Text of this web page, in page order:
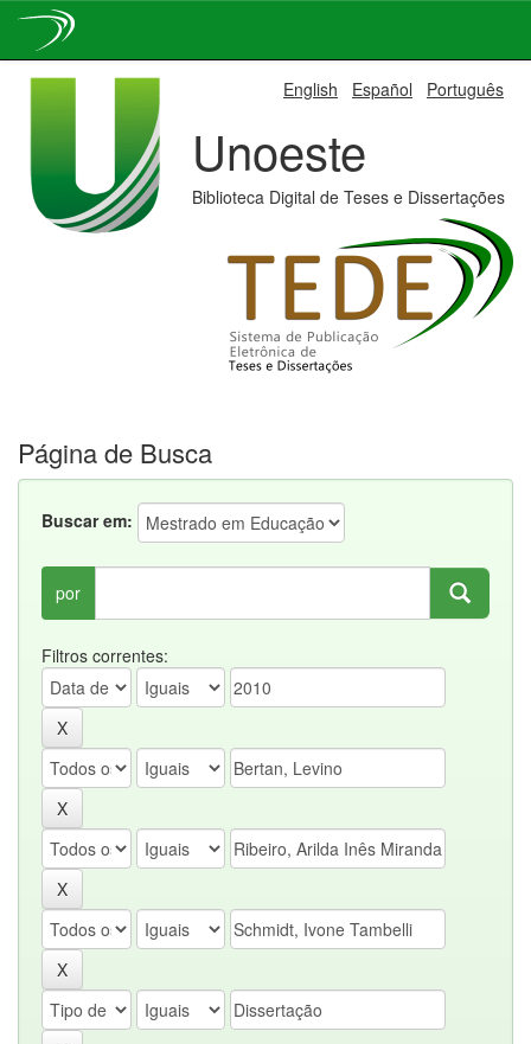
English Español Português
Unoeste
Biblioteca Digital de Teses e Dissertações
Página de Busca
Buscar em:
por
Filtros correntes: